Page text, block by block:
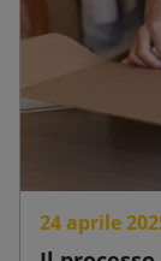
24 aprile